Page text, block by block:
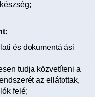
és dokumentálási
tudja közvetíteni a
az ellátottak,
felé;